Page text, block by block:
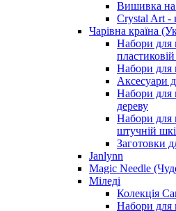
Вишивка на
Crystal Art -
Чарівна країна
Набори для
Набори для
Аксесуари
Набори для
дереву
Набори для
штучній
Заготовки
Janlynn
Magic Needle
Міледі
Колекція
Набори для